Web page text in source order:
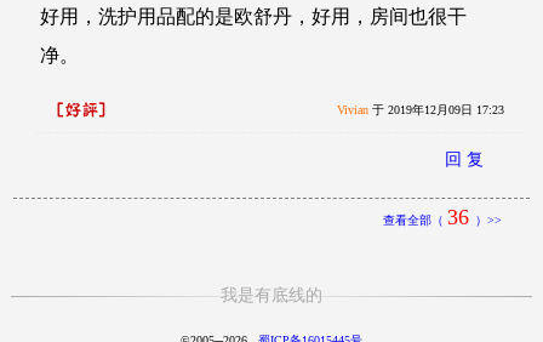
好用，洗护用品配的是欧舒丹，好用，房间也很干
净。
Vivian 于 2019年12月09日 17:23
回 复
查看全部（ 36 ）>>
我是有底线的